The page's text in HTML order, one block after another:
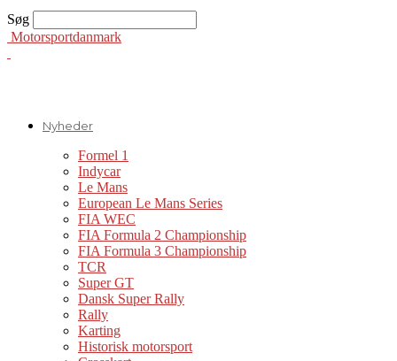
Søg
Motorsportdanmark
Nyheder
Formel 1
Indycar
Le Mans
European Le Mans Series
FIA WEC
FIA Formula 2 Championship
FIA Formula 3 Championship
TCR
Super GT
Dansk Super Rally
Rally
Karting
Historisk motorsport